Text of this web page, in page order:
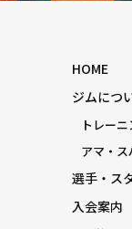
HOME
ジムにつ
トレー
アマ・
選手・ス
入会案内